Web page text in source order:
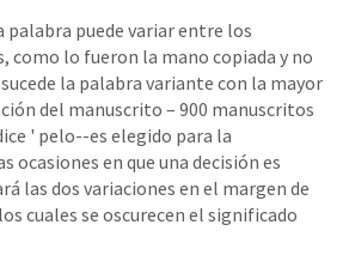
palabra puede variar entre los
como lo fueron la mano copiada y no
la palabra variante con la mayor
del manuscrito – 900 manuscritos
' pelo--es elegido para la
ocasiones en que una decisión es
las dos variaciones en el margen de
cuales se oscurecen el significado